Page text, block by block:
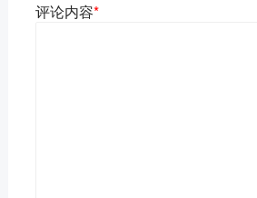
评论内容*